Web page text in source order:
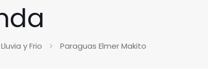
Lluvia y Frio Paraguas Elmer Makito